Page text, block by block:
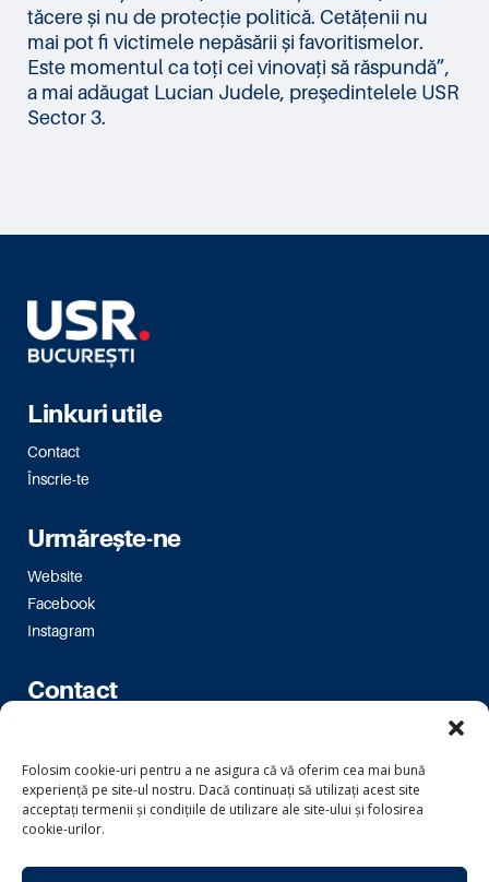
Folosim cookie-uri pentru a ne asigura că vă oferim cea mai bună
experiență pe site-ul nostru. Dacă continuați să utilizați acest site
acceptați termenii și condițiile de utilizare ale site-ului și folosirea
cookie-urilor.
tăcere și nu de protecție politică. Cetățenii nu
mai pot fi victimele nepăsării și favoritismelor.
Este momentul ca toți cei vinovați să răspundă”,
a mai adăugat Lucian Judele, preşedintelele USR
Sector 3.
Linkuri utile
Contact
Înscrie-te
Urmărește-ne
Website
Facebook
Instagram
Contact
bm.bucuresti@usr.ro
Copyright © 2024 Uniunea Salvați România